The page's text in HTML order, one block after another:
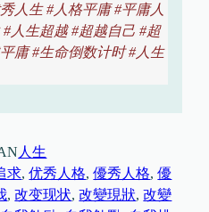
人生 #人格平庸 #平庸人
人生超越 #超越自己 #超
庸 #生命倒数计时 #人生
人生
求, 优秀人格, 優秀人格, 優
, 改变现状, 改變現狀, 改變